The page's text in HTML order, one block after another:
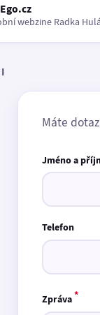
webzine Radka
Máte
Jméno a
Telefon
Zpráva*